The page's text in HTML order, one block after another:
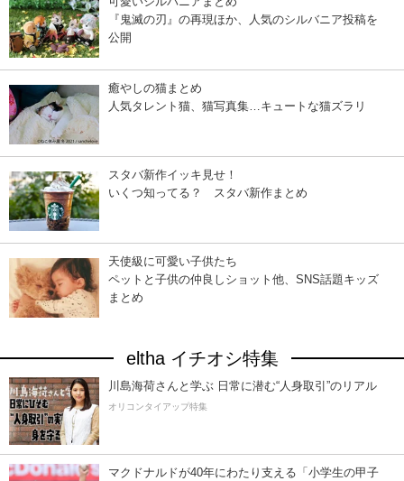
『鬼滅の刃』の再現ほか、人気のシルバニア投稿を
公開
癒やしの猫まとめ
人気タレント猫、猫写真集…キュートな猫ズラリ
スタバ新作イッキ見せ！
いくつ知ってる？ スタバ新作まとめ
天使級に可愛い子供たち
ペットと子供の仲良しショット他、SNS話題キッズ
まとめ
eltha イチオシ特集
川島海荷さんと学ぶ 日常に潜む“人身取引”のリアル
オリコンタイアップ特集
マクドナルドが40年にわたり支える「小学生の甲子